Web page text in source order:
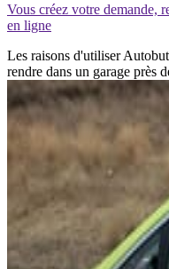
Vous créez votre demande,
en ligne
Les raisons d'utiliser
rendre dans un garage près